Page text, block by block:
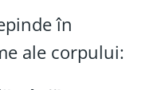
în
ale corpului: